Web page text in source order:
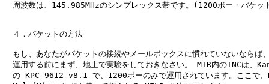
周波数は、145.985MHzのシンプレックス帯です。(1200ボー・パケ
４．パケットの方法
もし、あなたがパケットの接続やメールボックスに慣れていないならば
運用する前にまず、地上で実験をしておきなさい。 MIR内のTNCは、
の KPC-9612 v8.1 で、1200ボーのみで運用されています。ここで